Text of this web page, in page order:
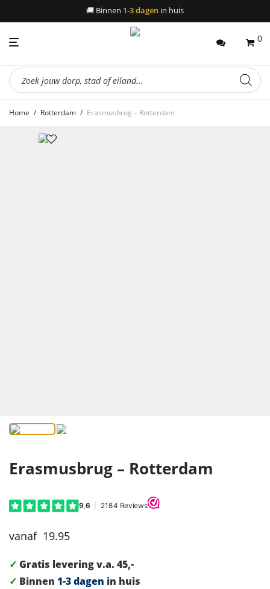
🚚 Binnen 1-3 dagen in huis
0
Producten
zoeken
Home / Rotterdam / Erasmusbrug – Rotterdam
Erasmusbrug – Rotterdam
19.95
✓ Gratis levering v.a. 45,-
✓ Binnen 1-3 dagen in huis